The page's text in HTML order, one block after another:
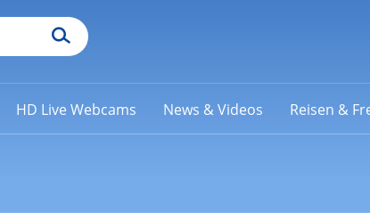
HD Live Webcams News & Videos Reisen &